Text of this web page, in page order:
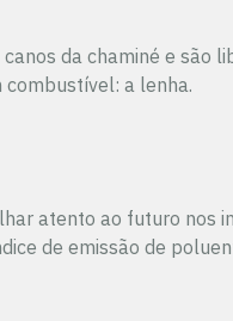
da chaminé e
combustível: a lenha.
atento ao futuro nos
de emissão de